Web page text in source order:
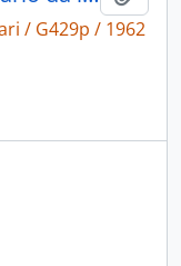
/ G429p / 1962